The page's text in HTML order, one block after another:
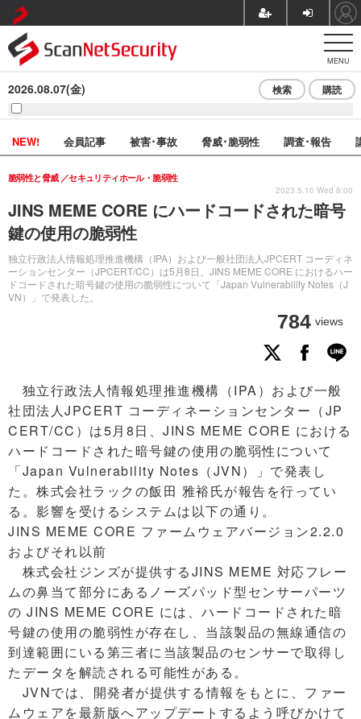
MENU
2026.08.07(金) 検索 購読
NEW! 会員記事 被害･事故 脅威･脆弱性 調査･報告
JINS MEME CORE にハードコードされた暗号
鍵の使用の脆弱性
独立行政法人情報処理推進機構（IPA）および一般社団法人JPCERT コーディネ
ーションセンター（JPCERT/CC）は5月8日、JINS MEME CORE におけるハー
ドコードされた暗号鍵の使用の脆弱性について「Japan Vulnerability Notes（J
VN）」で発表した。
脆弱性と脅威 セキュリティホール・脆弱性
784 views
2023.5.10 Wed 8:00
独立行政法人情報処理推進機構（IPA）および一般
社団法人JPCERT コーディネーションセンター（JP
CERT/CC）は5月8日、JINS MEME CORE における
ハードコードされた暗号鍵の使用の脆弱性について
「Japan Vulnerability Notes（JVN）」で発表し
た。株式会社ラックの飯田 雅裕氏が報告を行ってい
る。影響を受けるシステムは以下の通り。
JINS MEME CORE ファームウェアバージョン2.2.0
およびそれ以前
株式会社ジンズが提供するJINS MEME 対応フレー
ムの鼻当て部分にあるノーズパッド型センサーパーツ
の JINS MEME CORE には、ハードコードされた暗
号鍵の使用の脆弱性が存在し、当該製品の無線通信の
到達範囲にいる第三者に当該製品のセンサーで取得し
たデータを解読される可能性がある。
JVNでは、開発者が提供する情報をもとに、ファー
ムウェアを最新版へアップデートするよう呼びかけて